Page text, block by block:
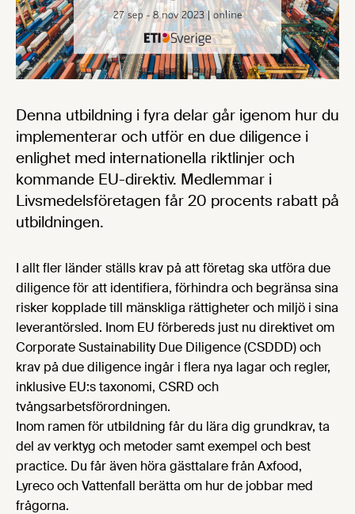
Denna utbildning i fyra delar går igenom hur du
implementerar och utför en due diligence i
enlighet med internationella riktlinjer och
kommande EU-direktiv. Medlemmar i
Livsmedelsföretagen får 20 procents rabatt på
utbildningen.
I allt fler länder ställs krav på att företag ska utföra due
diligence för att identifiera, förhindra och begränsa sina
risker kopplade till mänskliga rättigheter och miljö i sina
leverantörsled. Inom EU förbereds just nu direktivet om
Corporate Sustainability Due Diligence (CSDDD) och
krav på due diligence ingår i flera nya lagar och regler,
inklusive EU:s taxonomi, CSRD och
tvångsarbetsförordningen.
Inom ramen för utbildning får du lära dig grundkrav, ta
del av verktyg och metoder samt exempel och best
practice. Du får även höra gästtalare från Axfood,
Lyreco och Vattenfall berätta om hur de jobbar med
frågorna.